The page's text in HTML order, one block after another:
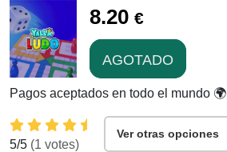
8.20 €
AGOTADO
Pagos aceptados en todo el mundo 🌍
5/5 (1 votes)
Ver otras opciones